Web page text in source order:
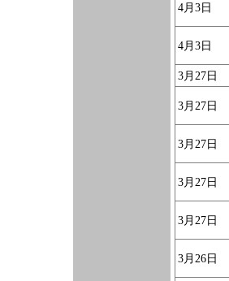
4月3日
4月3日
3月27日
3月27日
3月27日
3月27日
3月27日
3月26日